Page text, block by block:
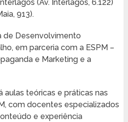
(Av. Interlagos, 6.122)
913).
de Desenvolvimento
em parceria com a ESPM –
e Marketing e a
aulas teóricas e práticas nas
com docentes especializados
e experiência